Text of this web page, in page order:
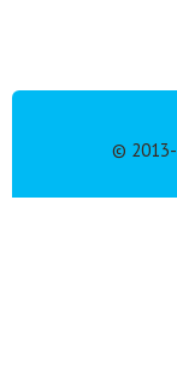
© 2013-